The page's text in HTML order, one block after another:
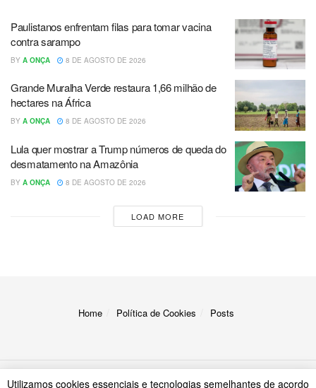
Paulistanos enfrentam filas para tomar vacina
contra sarampo
BY A ONÇA 8 DE AGOSTO DE 2026
Grande Muralha Verde restaura 1,66 milhão de
hectares na África
BY A ONÇA 8 DE AGOSTO DE 2026
Lula quer mostrar a Trump números de queda do
desmatamento na Amazônia
BY A ONÇA 8 DE AGOSTO DE 2026
LOAD MORE
Home Política de Cookies Posts
Utilizamos cookies essenciais e tecnologias semelhantes de acordo